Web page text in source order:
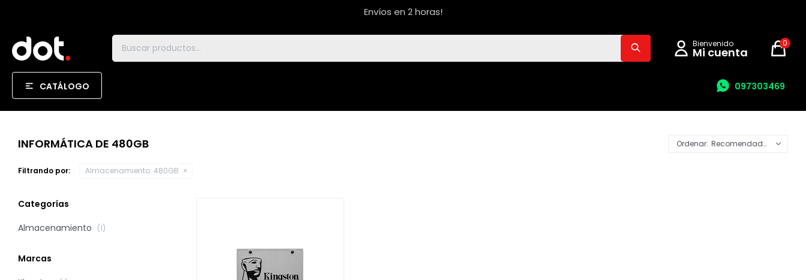
Envíos en 2 horas!
CATÁLOGO 097303469
0
INFORMÁTICA DE 480GB Recomendados
Filtrando por: Almacenamiento: 480GB
Categorías
Almacenamiento
(1)
Marcas